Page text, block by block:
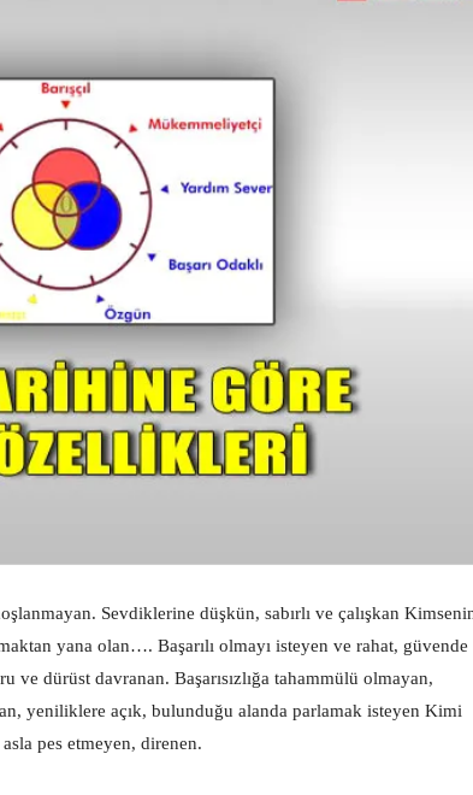
Sevdiklerine düşkün, sabırlı ve çalışkan
yana olan…. Başarılı olmayı isteyen ve rahat, güvende
ve dürüst davranan. Başarısızlığa tahammülü olmayan,
yeniliklere açık, bulunduğu alanda parlamak isteyen Kimi
pes etmeyen, direnen.